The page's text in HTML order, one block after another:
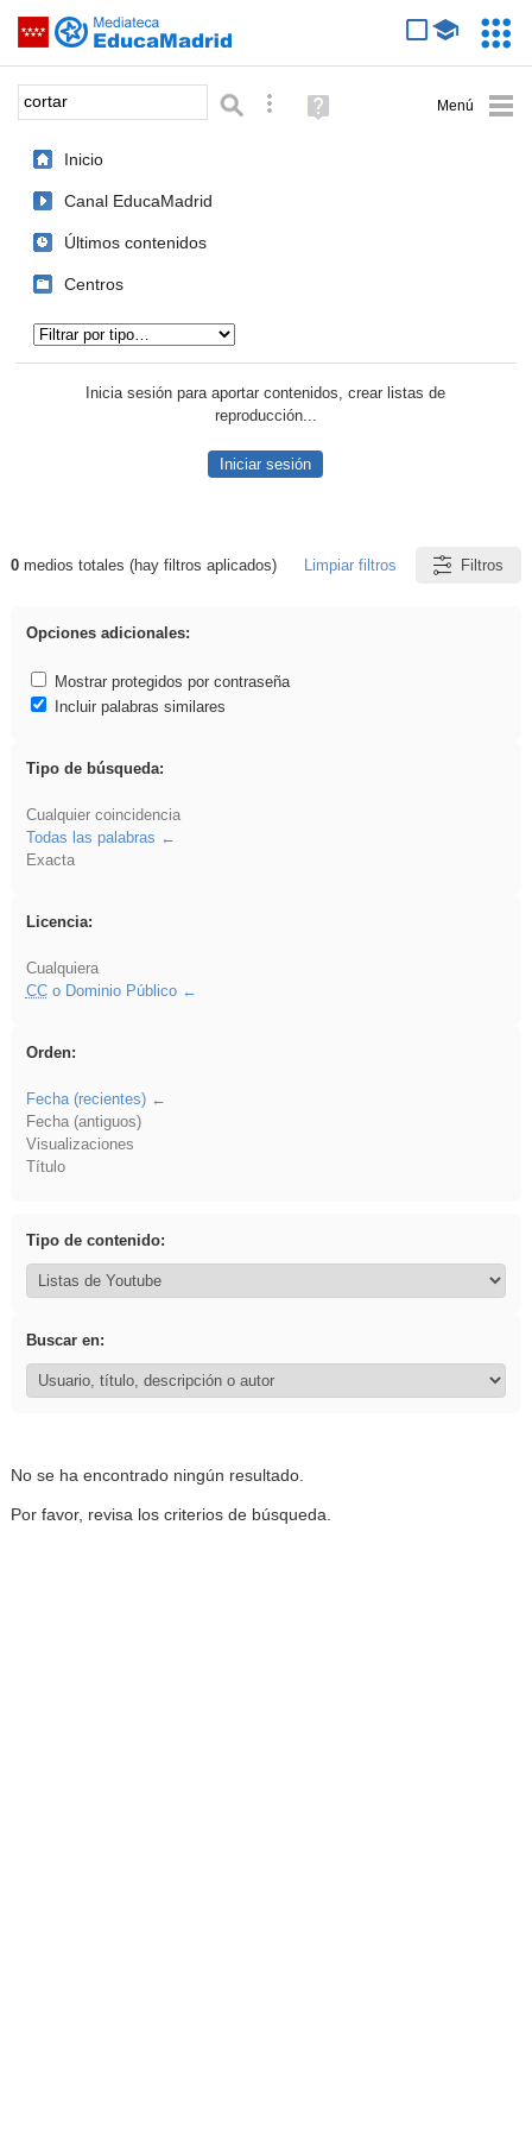
Saltar navegación
Palabra o frase: Búsqueda avanzada
Ayuda
(en
Inicio
Canal EducaMadrid
Últimos contenidos
Centros
Inicia sesión para aportar contenidos, crear listas de
reproducción...
Iniciar sesión
Resultados de: cortar
0medios totales (hay filtros aplicados) Limpiar filtros Filtros
Opciones adicionales:
Mostrar protegidos por contraseña
Incluir palabras similares
Tipo de búsqueda:
Cualquier coincidencia
Todas las palabras
Exacta
Licencia:
Cualquiera
CCo Dominio Público
Orden:
Fecha (recientes)
Fecha (antiguos)
Visualizaciones
Título
Tipo de contenido:
Buscar en:
No se ha encontrado ningún resultado.
Por favor, revisa los criterios de búsqueda.